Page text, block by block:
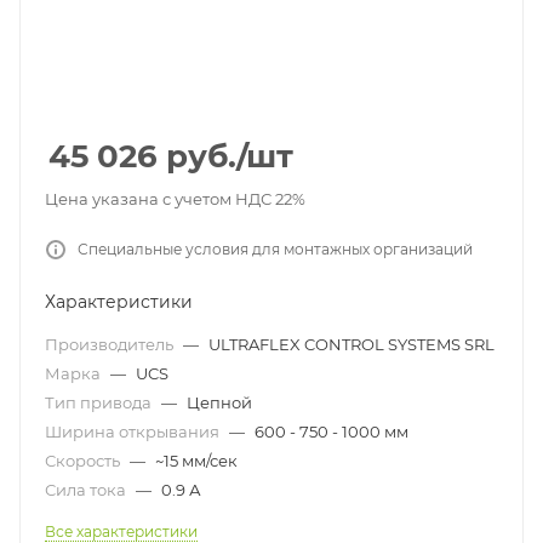
45 026 руб./шт
Цена указана с учетом НДС 22%
Специальные условия для монтажных организаций
Характеристики
Производитель — ULTRAFLEX CONTROL SYSTEMS SRL
Марка — UCS
Тип привода — Цепной
Ширина открывания — 600 - 750 - 1000 мм
Скорость — ~15 мм/сек
Сила тока — 0.9 А
Все характеристики